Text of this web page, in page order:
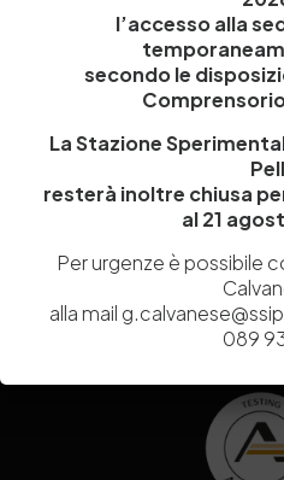
Codice fiscale e Partita Iva
Codice di iscrizione all’Anagrafe
Sede legale
Via Campi Flegrei, 34 –
l’accesso alla
secondo le
La Stazione
resterà inoltre chiusa
al 21
Per urgenze è possibile
alla mail
089